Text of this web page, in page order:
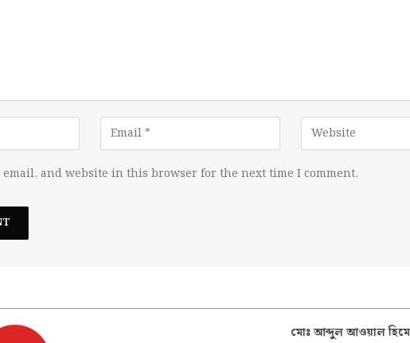
email, and website in this browser for the next time I comment.
মোঃ আব্দুল আওয়াল